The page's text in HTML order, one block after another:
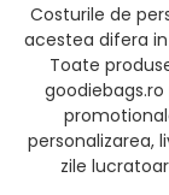
Costurile de
acestea difera
Toate
personalizarea,
zile